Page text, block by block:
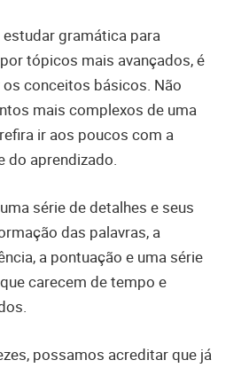
gramática para
tópicos mais avançados, é
conceitos básicos. Não
mais complexos de uma
ir aos poucos com a
do aprendizado.
série de detalhes e seus
das palavras, a
a pontuação e uma série
carecem de tempo e
possamos acreditar que já